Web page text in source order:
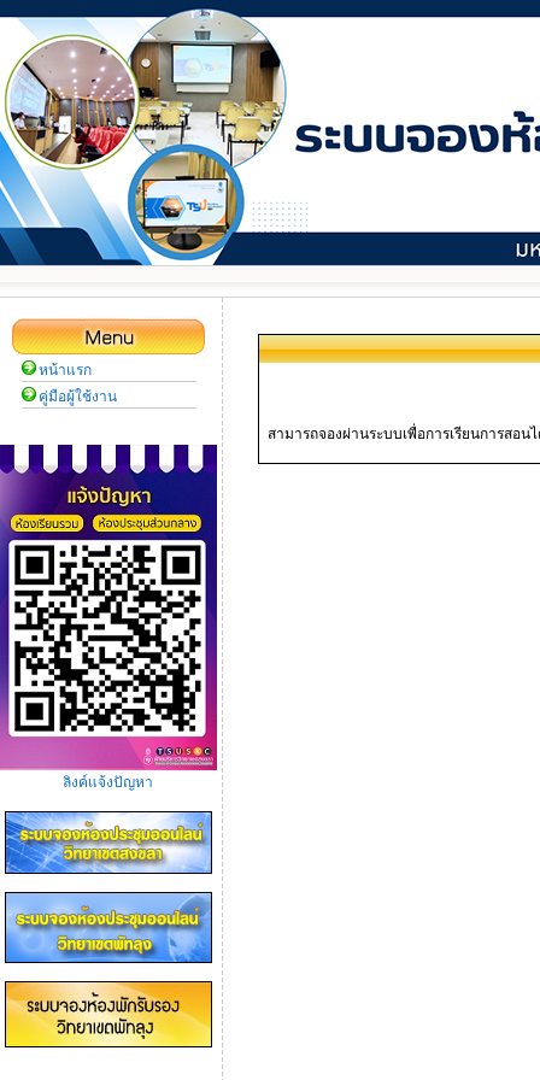
หน้าแรก
คู่มือผู้ใช้งาน
ลิงค์แจ้งปัญหา
สามารถจองผ่านระบบเพื่อการเรียนการสอน